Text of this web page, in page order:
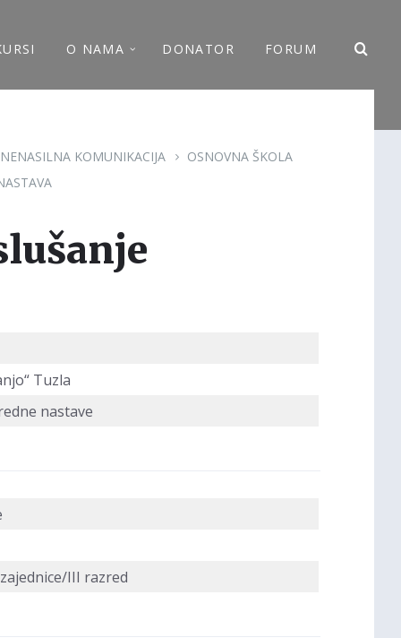
O NAMA DONATOR FORUM
NENASILNA KOMUNIKACIJA
OSNOVNA ŠKOLA
Tuzla
nastave
III razred